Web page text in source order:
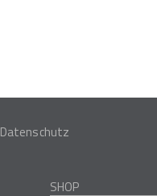
Datenschutz
SHOP